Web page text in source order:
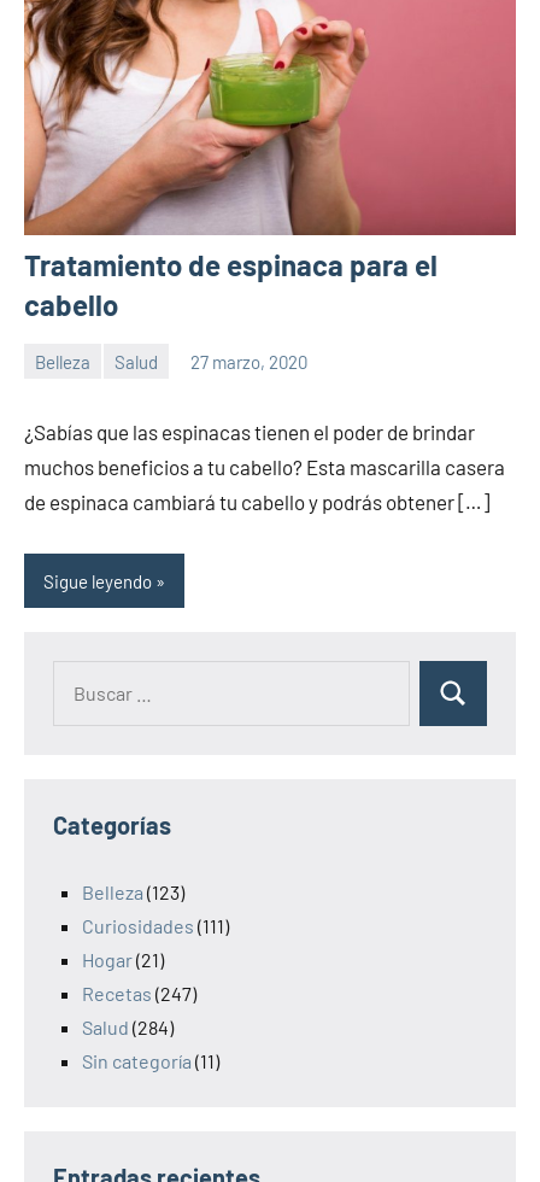
Tratamiento de espinaca para el
cabello
Belleza Salud 27 marzo, 2020
la
salud
comentarios
¿Sabías que las espinacas tienen el poder de brindar
muchos beneficios a tu cabello? Esta mascarilla casera
de espinaca cambiará tu cabello y podrás obtener […]
Sigue leyendo
Categorías
Belleza (123)
Curiosidades (111)
Hogar(21)
Recetas (247)
Salud (284)
Sin categoría (11)